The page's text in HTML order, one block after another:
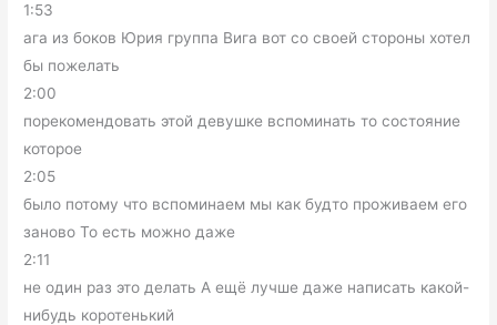
1:53
ага из боков Юрия группа Вига вот со своей стороны хотел
бы пожелать
2:00
порекомендовать этой девушке вспоминать то состояние
которое
2:05
было потому что вспоминаем мы как будто проживаем его
заново То есть можно даже
2:11
не один раз это делать А ещё лучше даже написать какой-
нибудь коротенький